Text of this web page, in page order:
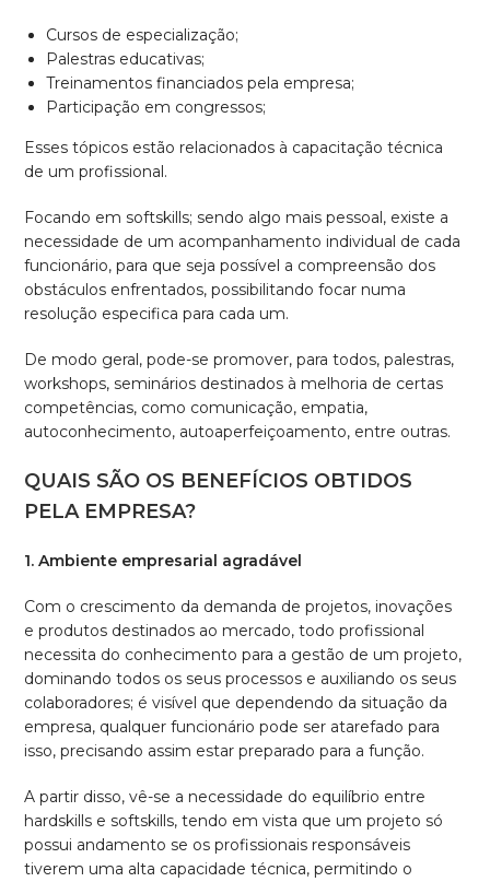
Cursos de especialização;
Palestras educativas;
Treinamentos financiados pela empresa;
Participação em congressos;
Esses tópicos estão relacionados à capacitação técnica
de um profissional.
Focando em softskills; sendo algo mais pessoal, existe a
necessidade de um acompanhamento individual de cada
funcionário, para que seja possível a compreensão dos
obstáculos enfrentados, possibilitando focar numa
resolução especifica para cada um.
De modo geral, pode-se promover, para todos, palestras,
workshops, seminários destinados à melhoria de certas
competências, como comunicação, empatia,
autoconhecimento, autoaperfeiçoamento, entre outras.
QUAIS SÃO OS BENEFÍCIOS OBTIDOS
PELA EMPRESA?
1. Ambiente empresarial agradável
Com o crescimento da demanda de projetos, inovações
e produtos destinados ao mercado, todo profissional
necessita do conhecimento para a gestão de um projeto,
dominando todos os seus processos e auxiliando os seus
colaboradores; é visível que dependendo da situação da
empresa, qualquer funcionário pode ser atarefado para
isso, precisando assim estar preparado para a função.
A partir disso, vê-se a necessidade do equilíbrio entre
hardskills e softskills, tendo em vista que um projeto só
possui andamento se os profissionais responsáveis
tiverem uma alta capacidade técnica, permitindo o